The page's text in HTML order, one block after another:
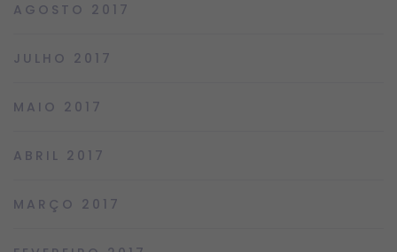
AGOSTO 2017
JULHO 2017
MAIO 2017
ABRIL 2017
MARÇO 2017